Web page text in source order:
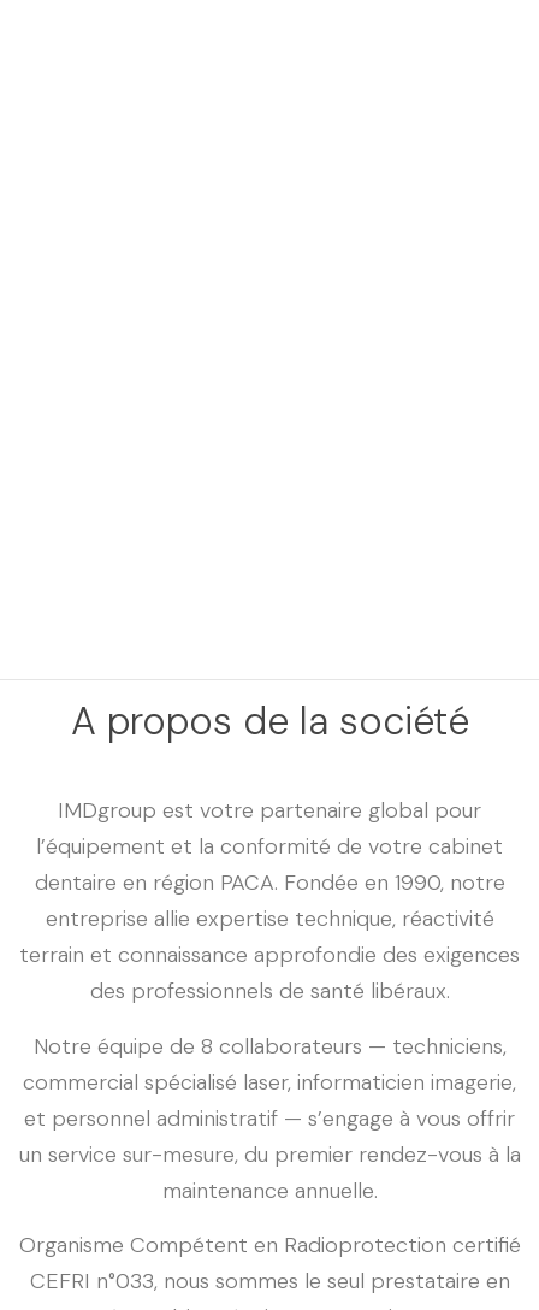
A propos de la société
IMDgroup est votre partenaire global pour
l’équipement et la conformité de votre cabinet
dentaire en région PACA. Fondée en 1990, notre
entreprise allie expertise technique, réactivité
terrain et connaissance approfondie des exigences
des professionnels de santé libéraux.
Notre équipe de 8 collaborateurs — techniciens,
commercial spécialisé laser, informaticien imagerie,
et personnel administratif — s’engage à vous offrir
un service sur-mesure, du premier rendez-vous à la
maintenance annuelle.
Organisme Compétent en Radioprotection certifié
CEFRI n°033, nous sommes le seul prestataire en